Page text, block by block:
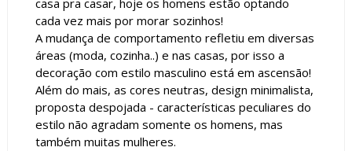
casa pra casar, hoje os homens estão optando
cada vez mais por morar sozinhos!
A mudança de comportamento refletiu em diversas
áreas (moda, cozinha..) e nas casas, por isso a
decoração com estilo masculino está em ascensão!
Além do mais, as cores neutras, design minimalista,
proposta despojada - características peculiares do
estilo não agradam somente os homens, mas
também muitas mulheres.